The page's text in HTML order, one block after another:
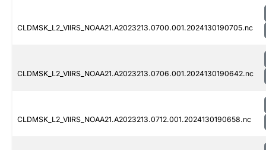
CLDMSK_L2_VIIRS_NOAA21.A2023213.0700.001.2024130190705.nc
CLDMSK_L2_VIIRS_NOAA21.A2023213.0706.001.2024130190642.nc
CLDMSK_L2_VIIRS_NOAA21.A2023213.0712.001.2024130190658.nc